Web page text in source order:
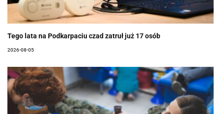
Tego lata na Podkarpaciu czad zatruł już 17 osób
2026-08-05